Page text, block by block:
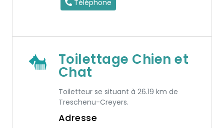
Téléphone
Toilettage Chien et
Chat
Toiletteur se situant à 26.19 km de
Treschenu-Creyers.
Adresse